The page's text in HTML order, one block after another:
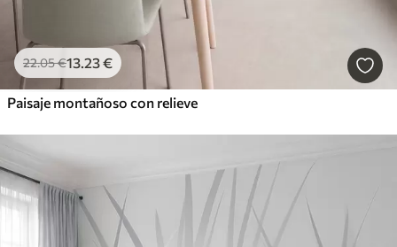
22.05€13 .23€
Paisaje montañoso con relieve